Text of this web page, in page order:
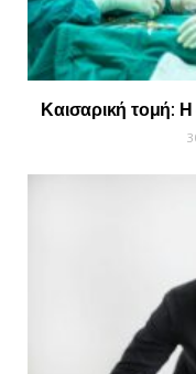
Καισαρική τομή: